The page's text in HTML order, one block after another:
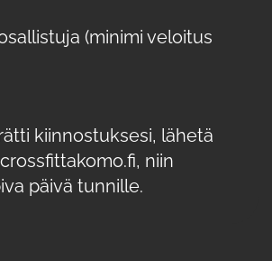
(minimi veloitus
kiinnostuksesi, lähetä
niin
päivä tunnille.